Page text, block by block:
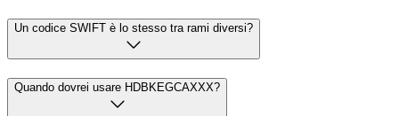
Un codice SWIFT è lo stesso tra rami diversi?
Quando dovrei usare HDBKEGCAXXX?